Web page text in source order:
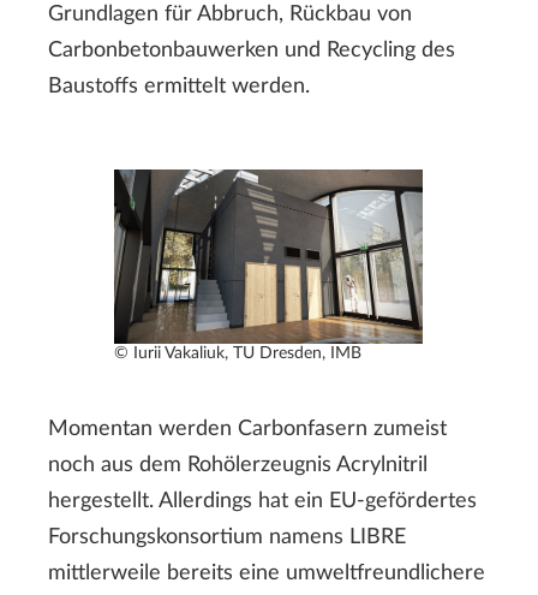
Grundlagen für Abbruch, Rückbau von
Carbonbetonbauwerken und Recycling des
Baustoffs ermittelt werden.
© Iurii Vakaliuk, TU Dresden, IMB
Momentan werden Carbonfasern zumeist
noch aus dem Rohölerzeugnis Acrylnitril
hergestellt. Allerdings hat ein EU-gefördertes
Forschungskonsortium namens LIBRE
mittlerweile bereits eine umweltfreundlichere